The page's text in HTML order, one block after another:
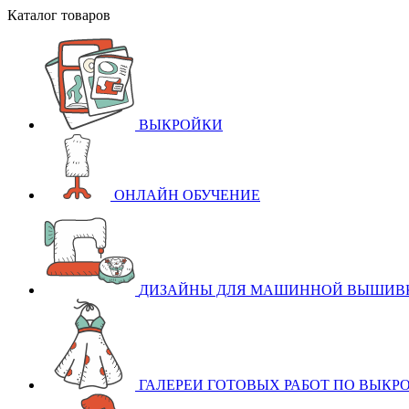
Каталог товаров
ВЫКРОЙКИ
ОНЛАЙН ОБУЧЕНИЕ
ДИЗАЙНЫ ДЛЯ МАШИННОЙ
ГАЛЕРЕИ ГОТОВЫХ РАБОТ ПО